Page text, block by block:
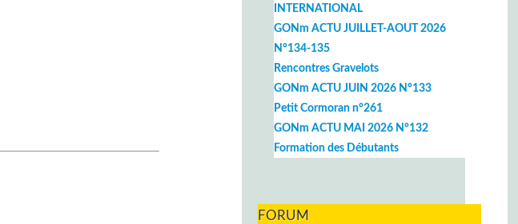
INTERNATIONAL
GONm ACTU JUILLET-AOUT 2026
N°134-135
Rencontres Gravelots
GONm ACTU JUIN 2026 N°133
Petit Cormoran n°261
GONm ACTU MAI 2026 N°132
Formation des Débutants
FORUM